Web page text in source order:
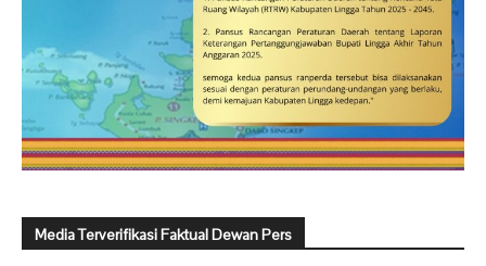
Media Terverifikasi Faktual Dewan Pers